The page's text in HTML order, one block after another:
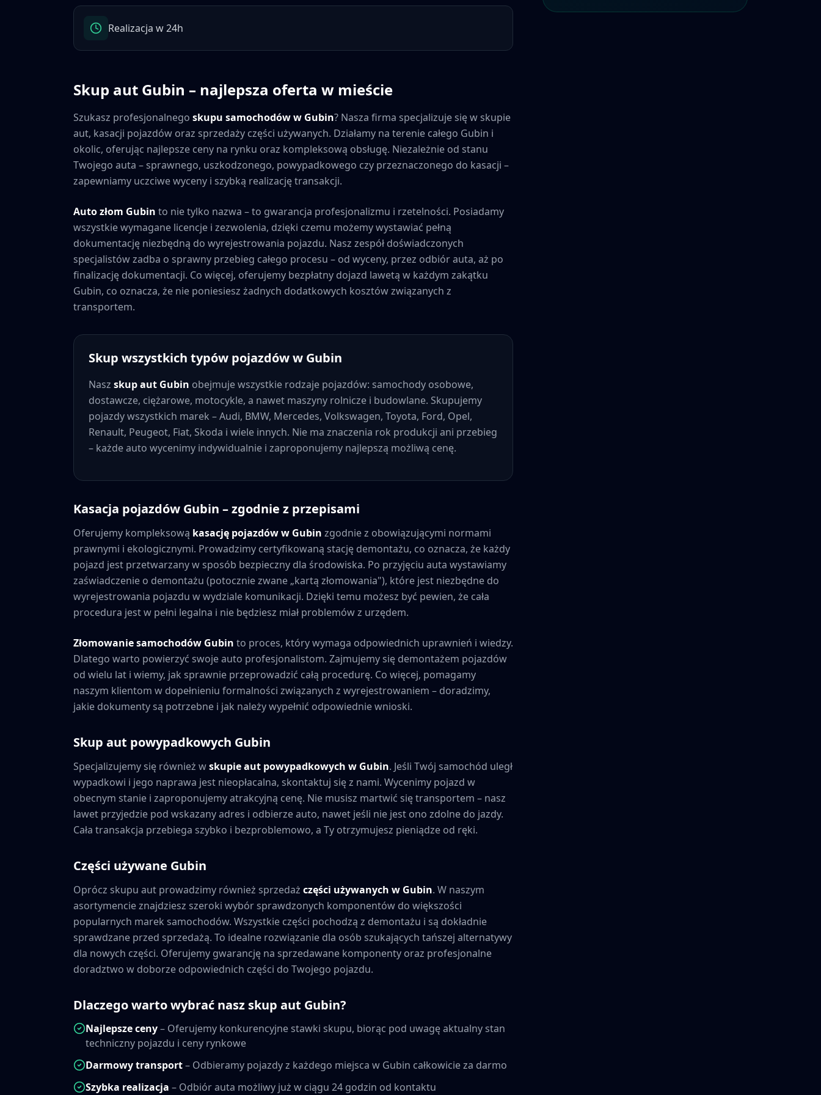
Realizacja w 24h
Skup aut Gubin – najlepsza oferta w mieście
Szukasz profesjonalnego skupu samochodów w Gubin? Nasza firma specjalizuje się w skupie
aut, kasacji pojazdów oraz sprzedaży części używanych. Działamy na terenie całego Gubin i
okolic, oferując najlepsze ceny na rynku oraz kompleksową obsługę. Niezależnie od stanu
Twojego auta – sprawnego, uszkodzonego, powypadkowego czy przeznaczonego do kasacji –
zapewniamy uczciwe wyceny i szybką realizację transakcji.
Auto złom Gubin to nie tylko nazwa – to gwarancja profesjonalizmu i rzetelności. Posiadamy
wszystkie wymagane licencje i zezwolenia, dzięki czemu możemy wystawiać pełną
dokumentację niezbędną do wyrejestrowania pojazdu. Nasz zespół doświadczonych
specjalistów zadba o sprawny przebieg całego procesu – od wyceny, przez odbiór auta, aż po
finalizację dokumentacji. Co więcej, oferujemy bezpłatny dojazd lawetą w każdym zakątku
Gubin, co oznacza, że nie poniesiesz żadnych dodatkowych kosztów związanych z
transportem.
Skup wszystkich typów pojazdów w Gubin
Nasz skup aut Gubin obejmuje wszystkie rodzaje pojazdów: samochody osobowe,
dostawcze, ciężarowe, motocykle, a nawet maszyny rolnicze i budowlane. Skupujemy
pojazdy wszystkich marek – Audi, BMW, Mercedes, Volkswagen, Toyota, Ford, Opel,
Renault, Peugeot, Fiat, Skoda i wiele innych. Nie ma znaczenia rok produkcji ani przebieg
– każde auto wycenimy indywidualnie i zaproponujemy najlepszą możliwą cenę.
Kasacja pojazdów Gubin – zgodnie z przepisami
Oferujemy kompleksową kasację pojazdów w Gubin zgodnie z obowiązującymi normami
prawnymi i ekologicznymi. Prowadzimy certyfikowaną stację demontażu, co oznacza, że każdy
pojazd jest przetwarzany w sposób bezpieczny dla środowiska. Po przyjęciu auta wystawiamy
zaświadczenie o demontażu (potocznie zwane „kartą złomowania"), które jest niezbędne do
wyrejestrowania pojazdu w wydziale komunikacji. Dzięki temu możesz być pewien, że cała
procedura jest w pełni legalna i nie będziesz miał problemów z urzędem.
Złomowanie samochodów Gubin to proces, który wymaga odpowiednich uprawnień i wiedzy.
Dlatego warto powierzyć swoje auto profesjonalistom. Zajmujemy się demontażem pojazdów
od wielu lat i wiemy, jak sprawnie przeprowadzić całą procedurę. Co więcej, pomagamy
naszym klientom w dopełnieniu formalności związanych z wyrejestrowaniem – doradzimy,
jakie dokumenty są potrzebne i jak należy wypełnić odpowiednie wnioski.
Skup aut powypadkowych Gubin
Specjalizujemy się również wskupie aut powypadkowych w Gubin. Jeśli Twój samochód uległ
wypadkowi i jego naprawa jest nieopłacalna, skontaktuj się z nami. Wycenimy pojazd w
obecnym stanie i zaproponujemy atrakcyjną cenę. Nie musisz martwić się transportem – nasz
lawet przyjedzie pod wskazany adres i odbierze auto, nawet jeśli nie jest ono zdolne do jazdy.
Cała transakcja przebiega szybko i bezproblemowo, a Ty otrzymujesz pieniądze od ręki.
Części używane Gubin
Oprócz skupu aut prowadzimy również sprzedaż części używanych w Gubin. W naszym
asortymencie znajdziesz szeroki wybór sprawdzonych komponentów do większości
popularnych marek samochodów. Wszystkie części pochodzą z demontażu i są dokładnie
sprawdzane przed sprzedażą. To idealne rozwiązanie dla osób szukających tańszej alternatywy
dla nowych części. Oferujemy gwarancję na sprzedawane komponenty oraz profesjonalne
doradztwo w doborze odpowiednich części do Twojego pojazdu.
Dlaczego warto wybrać nasz skup aut Gubin?
Najlepsze ceny– Oferujemy konkurencyjne stawki skupu, biorąc pod uwagę aktualny stan
techniczny pojazdu i ceny rynkowe
Darmowy transport– Odbieramy pojazdy z każdego miejsca w Gubin całkowicie za darmo
Szybka realizacja – Odbiór auta możliwy już w ciągu 24 godzin od kontaktu